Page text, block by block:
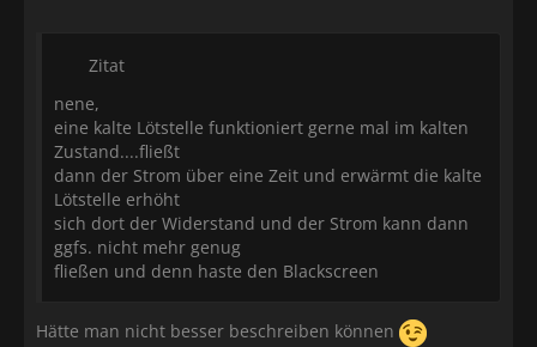
Zitat
nene,
eine kalte Lötstelle funktioniert gerne mal im kalten
Zustand....fließt
dann der Strom über eine Zeit und erwärmt die kalte
Lötstelle erhöht
sich dort der Widerstand und der Strom kann dann
ggfs. nicht mehr genug
fließen und denn haste den Blackscreen
Hätte man nicht besser beschreiben können